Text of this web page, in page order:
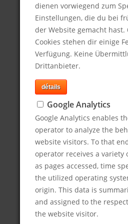
judiciaires ne se
l’abri des
soutenons dans
presse
du procès !
À propos de nous
Eye Communications est
relations publiques de
Fribourg/Allemagne.
Nous proposons à nos
consultation complète en
relations presse et de
communication pour les
dienen vorwiegend zum
Einstellungen, die du bei
der Website gemacht hast.
Cookies stehen dir einige
Verfügung. Keine
Drittanbieter.
détails
Google Analytics
Google Analytics enables
operator to analyze the
website visitors. To that
operator receives a variety
as pages accessed, time
the utilized operating
origin. This data is
and assigned to the
the website visitor.